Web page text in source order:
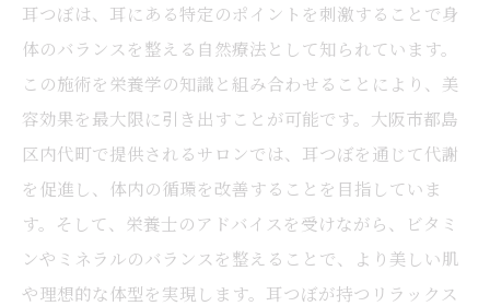
耳つぼは、耳にある特定のポイントを刺激することで身
体のバランスを整える自然療法として知られています。
この施術を栄養学の知識と組み合わせることにより、美
容効果を最大限に引き出すことが可能です。大阪市都島
区内代町で提供されるサロンでは、耳つぼを通じて代謝
を促進し、体内の循環を改善することを目指していま
す。そして、栄養士のアドバイスを受けながら、ビタミ
ンやミネラルのバランスを整えることで、より美しい肌
や理想的な体型を実現します。耳つぼが持つリラックス